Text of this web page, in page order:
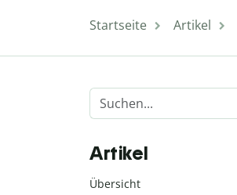
Startseite Artikel
Artikel
Übersicht